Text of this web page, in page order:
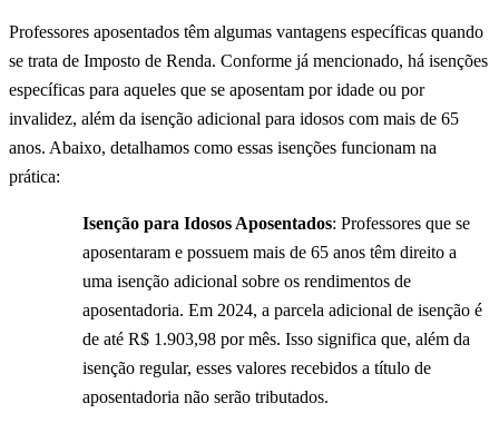
Professores aposentados têm algumas vantagens específicas quando
se trata de Imposto de Renda. Conforme já mencionado, há isenções
específicas para aqueles que se aposentam por idade ou por
invalidez, além da isenção adicional para idosos com mais de 65
anos. Abaixo, detalhamos como essas isenções funcionam na
prática:
Isenção para Idosos Aposentados: Professores que se
aposentaram e possuem mais de 65 anos têm direito a
uma isenção adicional sobre os rendimentos de
aposentadoria. Em 2024, a parcela adicional de isenção é
de até R$ 1.903,98 por mês. Isso significa que, além da
isenção regular, esses valores recebidos a título de
aposentadoria não serão tributados.